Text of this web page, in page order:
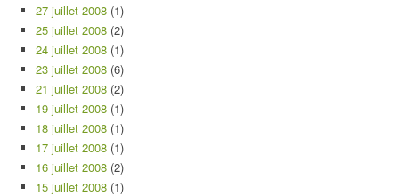
27 juillet 2008 (1)
25 juillet 2008 (2)
24 juillet 2008 (1)
23 juillet 2008 (6)
21 juillet 2008 (2)
19 juillet 2008 (1)
18 juillet 2008 (1)
17 juillet 2008 (1)
16 juillet 2008 (2)
15 juillet 2008 (1)